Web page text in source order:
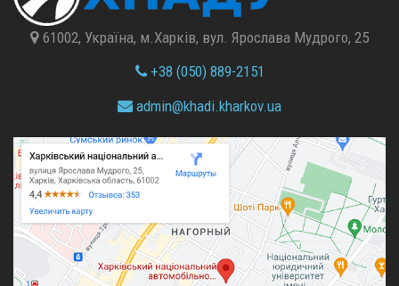
61002, Україна, м.Харків, вул. Ярослава Мудрого, 25
+38 (050) 889-2151
admin@khadi.kharkov.ua